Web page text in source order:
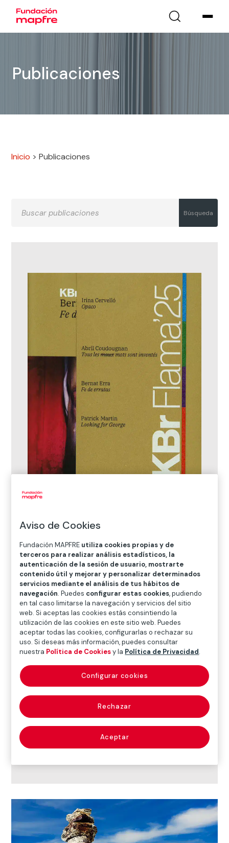
Publicaciones
Inicio >Publicaciones
KBrFlama’25
Autores:Abril Coudougnan, Bernat Erra,
Irina Cervelló y Patrick Martin
ISBN:978-84-9844-907-5
Precio:14,90 €
¿Quieres comprar el catálogo?
¿Quieres saber más sobre el
Publicaciones de arte en
Aviso de Cookies
Fundación MAPFRE utiliza cookies propias y de
terceros para realizar análisis estadísticos, la
autenticación de la sesión de usuario, mostrarte
contenido útil y mejorar y personalizar determinados
servicios mediante el análisis de tus hábitos de
navegación. Puedes configurar estas cookies, pudiendo
en tal caso limitarse la navegación y servicios del sitio
web. Si aceptas las cookies estás consintiendo la
utilización de las cookies en este sitio web. Puedes
aceptar todas las cookies, configurarlas o rechazar su
uso. Si deseas más información, puedes consultar
nuestra Política de Cookiesy la Política de Privacidad.
Rechazar
Aceptar
Configurar cookies